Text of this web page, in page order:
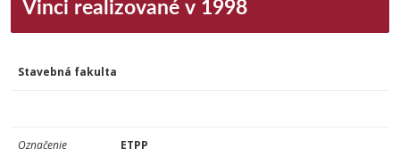
Stavebná fakulta
Označenie
ETPP